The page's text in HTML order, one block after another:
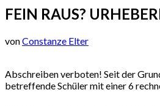
FEIN RAUS?
vonConstanze Elter
Abschreiben verboten! Seit der
betreffende Schüler mit einer 6